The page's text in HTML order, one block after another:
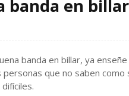
banda en billar
banda en billar, ya
que no saben como